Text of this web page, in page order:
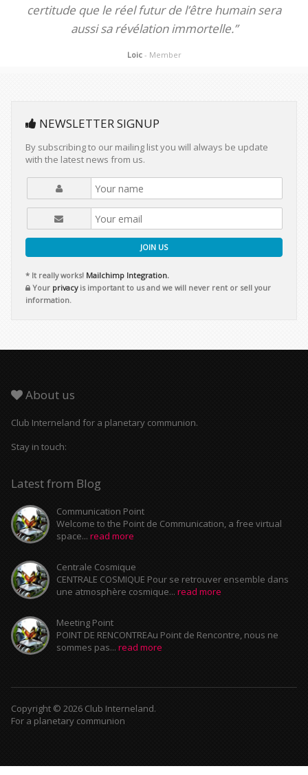
certitude que le réel futur de l’être humain sera
aussi sa révélation immortelle.”
Loic - Member
NEWSLETTER SIGNUP
By subscribing to our mailing list you will always be update
with the latest news from us.
JOIN US
* It really works! Mailchimp Integration.
Your privacyis important to us and we will never rent or sell your
information.
About us
Club Interneland for a planetary communion.
Stay in touch:
Latest from Blog
Communication Point
Welcome to the Point de Communication, a free virtual
space... read more
Centrale Cosmique
CENTRALE COSMIQUE Pour se retrouver ensemble dans
une atmosphère cosmique... read more
Meeting Point
POINT DE RENCONTREAu Point de Rencontre, nous ne
sommes pas... read more
Copyright © 2026 Club Interneland.
For a planetary communion